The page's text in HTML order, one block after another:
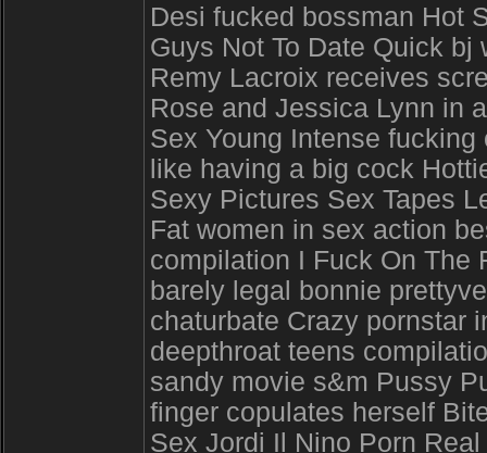
Desi fucked bossman Hot
Guys Not To Date Quick
Remy Lacroix receives
Rose and Jessica Lynn in
Sex Young Intense
like having a big cock
Sexy Pictures Sex Tapes
Fat women in sex action
compilation I Fuck On The
barely legal bonnie
chaturbate Crazy pornstar
deepthroat teens
sandy movie s&m Pussy
finger copulates herself
Sex Jordi Il Nino Porn